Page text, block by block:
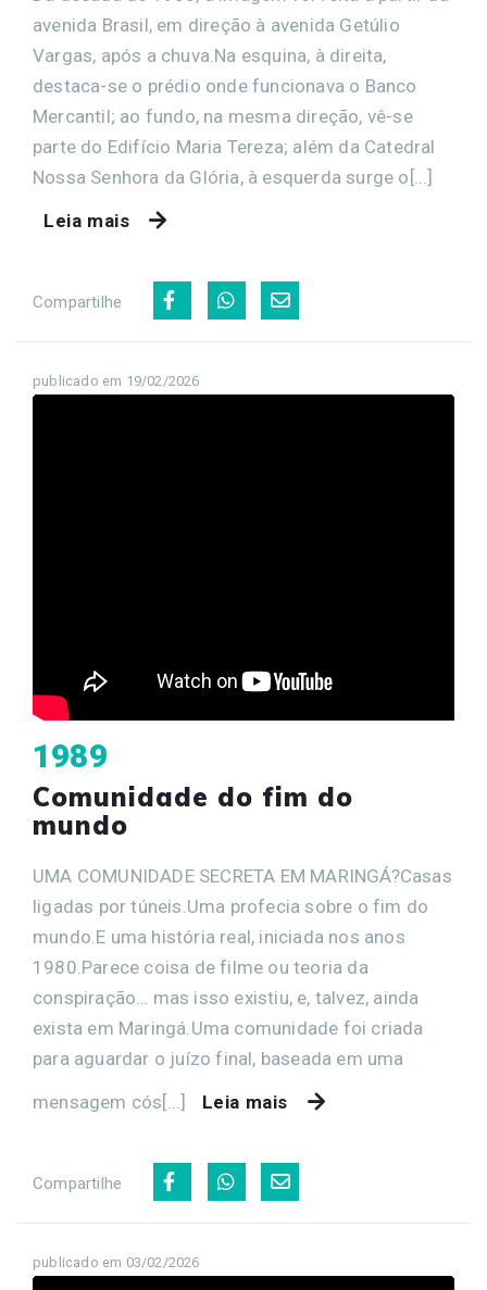
avenida Brasil, em direção à avenida Getúlio
Vargas, após a chuva.Na esquina, à direita,
destaca-se o prédio onde funcionava o Banco
Mercantil; ao fundo, na mesma direção, vê-se
parte do Edifício Maria Tereza; além da Catedral
Nossa Senhora da Glória, à esquerda surge o[...]
Leia mais
Compartilhe
publicado em 19/02/2026
1989
Comunidade do fim do
mundo
UMA COMUNIDADE SECRETA EM MARINGÁ?Casas
ligadas por túneis.Uma profecia sobre o fim do
mundo.E uma história real, iniciada nos anos
1980.Parece coisa de filme ou teoria da
conspiração… mas isso existiu, e, talvez, ainda
exista em Maringá.Uma comunidade foi criada
para aguardar o juízo final, baseada em uma
mensagem cós[...]
Leia mais
Compartilhe
publicado em 03/02/2026